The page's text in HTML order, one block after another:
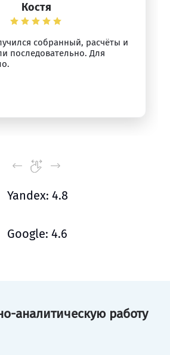
Костя
собранный, расчёты и
последовательно. Для
Yandex: 4.8
Google: 4.6
аналитическую работу